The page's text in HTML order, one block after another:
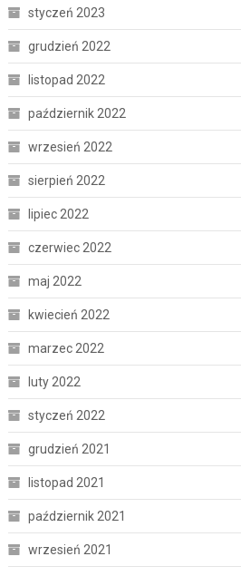
styczeń 2023
grudzień 2022
listopad 2022
październik 2022
wrzesień 2022
sierpień 2022
lipiec 2022
czerwiec 2022
maj 2022
kwiecień 2022
marzec 2022
luty 2022
styczeń 2022
grudzień 2021
listopad 2021
październik 2021
wrzesień 2021